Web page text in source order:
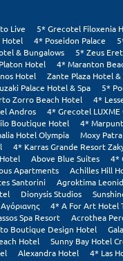
Live 5* Grecotel Filoxenia
Hotel 4* Poseidon Palace
& Bungalows 5* Zeus
Hotel 4* Maranton
Hotel Zante Plaza Hotel
Palace Hotel & Spa 5*
Zorro Beach Hotel 4*
Andros 4* Grecotel LUXME
Boutique Hotel 4*
Hotel Olympia Moxy
4* Karras Grande Resort
Above Blue Suites 4*
Apartments Achilles Hill
Santorini Agroktima
Dionysis Studios
4* A For Art Hotel
Spa Resort Acrothea
Boutique Design Hotel
Hotel Sunny Bay Hotel
Alexandra Hotel 4* Las